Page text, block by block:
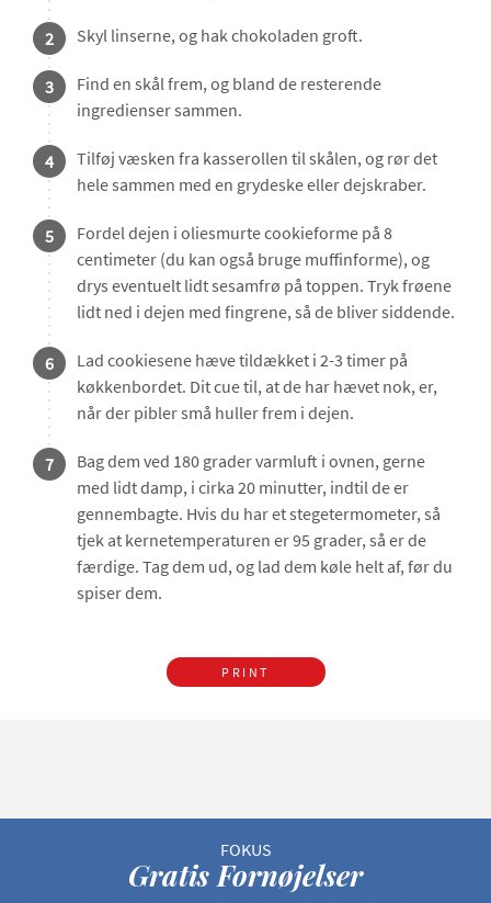
2 Skyl linserne, og hak chokoladen groft.
3
Find en skål frem, og bland de resterende
ingredienser sammen.
4
Tilføj væsken fra kasserollen til skålen, og rør det
hele sammen med en grydeske eller dejskraber.
5
Fordel dejen i oliesmurte cookieforme på 8
centimeter (du kan også bruge muffinforme), og
drys eventuelt lidt sesamfrø på toppen. Tryk frøene
lidt ned i dejen med fingrene, så de bliver siddende.
6
Lad cookiesene hæve tildækket i 2-3 timer på
køkkenbordet. Dit cue til, at de har hævet nok, er,
når der pibler små huller frem i dejen.
7
Bag dem ved 180 grader varmluft i ovnen, gerne
med lidt damp, i cirka 20 minutter, indtil de er
gennembagte. Hvis du har et stegetermometer, så
tjek at kernetemperaturen er 95 grader, så er de
færdige. Tag dem ud, og lad dem køle helt af, før du
spiser dem.
PRINT
Gratis Fornøjelser